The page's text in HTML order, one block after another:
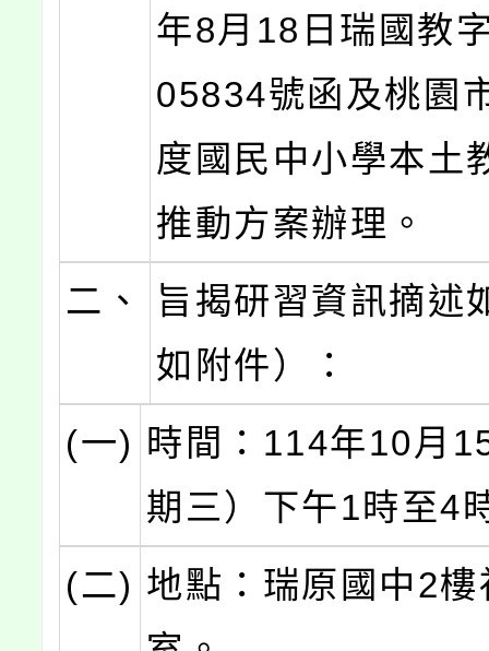
年8月18日瑞國教
05834號函及桃園
度國民中小學本土
推動方案辦理。
二、
旨揭研習資訊摘述
如附件）：
(一) 時間：114年10月
期三）下午1時至4
(二) 地點：瑞原國中2